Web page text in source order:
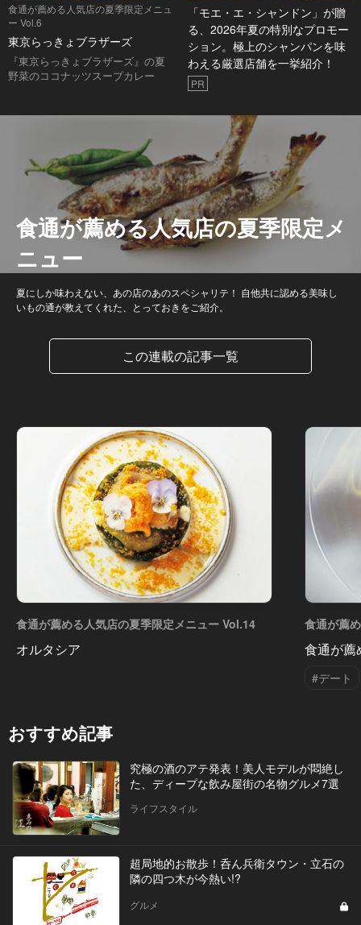
食通が薦める人気店の夏季限定メニュ
ー Vol.6
東京らっきょブラザーズ
『東京らっきょブラザーズ』の夏
野菜のココナッツスープカレー
「モエ・エ・シャンドン」が贈
る、2026年夏の特別なプロモー
ション。極上のシャンパンを味
わえる厳選店舗を一挙紹介！
PR
食通が薦める人気店の夏季限定メ
ニュー
夏にしか味わえない、あの店のあのスペシャリテ！ 自他共に認める美味し
いもの通が教えてくれた、とっておきをご紹介。
この連載の記事一覧
食通が薦める人気店の夏季限定メニュー Vol.14
オルタシア
食通が薦
食通が薦
#デート
おすすめ記事
究極の酒のアテ発表！美人モデルが悶絶し
た、ディープな飲み屋街の名物グルメ7選
ライフスタイル
超局地的お散歩！呑ん兵衛タウン・立石の
隣の四つ木が今熱い!?
グルメ